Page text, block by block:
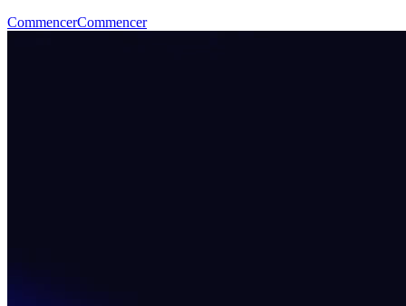
CommencerCommencer